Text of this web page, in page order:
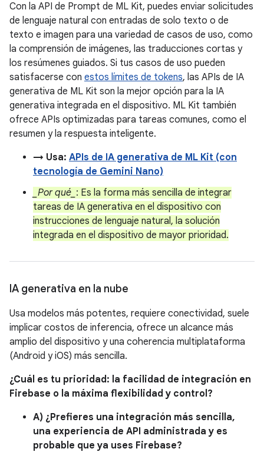
Con la API de Prompt de ML Kit, puedes enviar solicitudes
de lenguaje natural con entradas de solo texto o de
texto e imagen para una variedad de casos de uso, como
la comprensión de imágenes, las traducciones cortas y
los resúmenes guiados. Si tus casos de uso pueden
satisfacerse con estos límites de tokens, las APIs de IA
generativa de ML Kit son la mejor opción para la IA
generativa integrada en el dispositivo. ML Kit también
ofrece APIs optimizadas para tareas comunes, como el
resumen y la respuesta inteligente.
→ Usa: APIs de IA generativa de ML Kit (con
tecnología de Gemini Nano)
_Por qué_ : Es la forma más sencilla de integrar
tareas de IA generativa en el dispositivo con
instrucciones de lenguaje natural, la solución
integrada en el dispositivo de mayor prioridad.
IA generativa en la nube
Usa modelos más potentes, requiere conectividad, suele
implicar costos de inferencia, ofrece un alcance más
amplio del dispositivo y una coherencia multiplataforma
(Android y iOS) más sencilla.
¿Cuál es tu prioridad: la facilidad de integración en
Firebase o la máxima flexibilidad y control?
A) ¿Prefieres una integración más sencilla,
una experiencia de API administrada y es
probable que ya uses Firebase?